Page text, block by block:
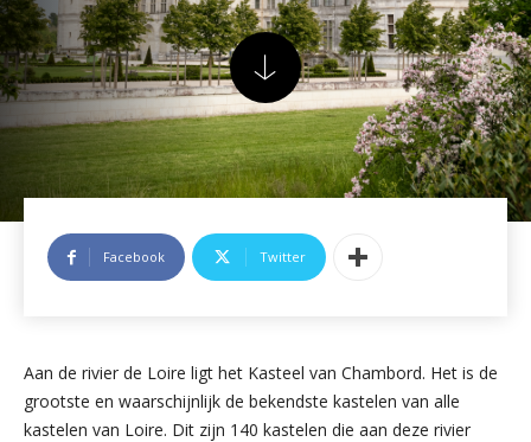
Facebook Twitter
Aan de rivier de Loire ligt het Kasteel van Chambord. Het is de
grootste en waarschijnlijk de bekendste kastelen van alle
kastelen van Loire. Dit zijn 140 kastelen die aan deze rivier